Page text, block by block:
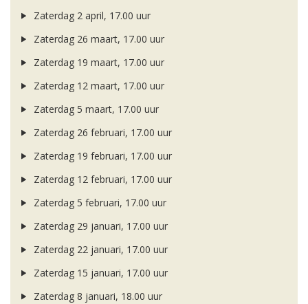
Zaterdag 2 april, 17.00 uur
Zaterdag 26 maart, 17.00 uur
Zaterdag 19 maart, 17.00 uur
Zaterdag 12 maart, 17.00 uur
Zaterdag 5 maart, 17.00 uur
Zaterdag 26 februari, 17.00 uur
Zaterdag 19 februari, 17.00 uur
Zaterdag 12 februari, 17.00 uur
Zaterdag 5 februari, 17.00 uur
Zaterdag 29 januari, 17.00 uur
Zaterdag 22 januari, 17.00 uur
Zaterdag 15 januari, 17.00 uur
Zaterdag 8 januari, 18.00 uur